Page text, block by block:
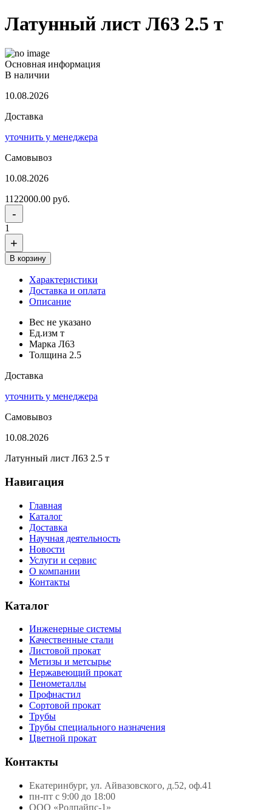
Латунный лист Л63 2.5 т
Основная информация
В наличии
10.08.2026
Доставка
уточнить у менеджера
Самовывоз
10.08.2026
1122000.00 руб.
-
1
+
В корзину
Характеристики
Доставка и оплата
Описание
Вес не указано
Ед.изм т
Марка Л63
Толщина 2.5
Доставка
уточнить у менеджера
Самовывоз
10.08.2026
Латунный лист Л63 2.5 т
Навигация
Главная
Каталог
Доставка
Научная деятельность
Новости
Услуги и сервис
О компании
Контакты
Каталог
Инженерные системы
Качественные стали
Листовой прокат
Метизы и метсырье
Нержавеющий прокат
Пенометаллы
Профнастил
Сортовой прокат
Трубы
Трубы специального назначения
Цветной прокат
Контакты
Екатеринбург, ул. Айвазовского, д.52, оф.41
пн-пт с 9:00 до 18:00
ООО «Ролпайпс-1»